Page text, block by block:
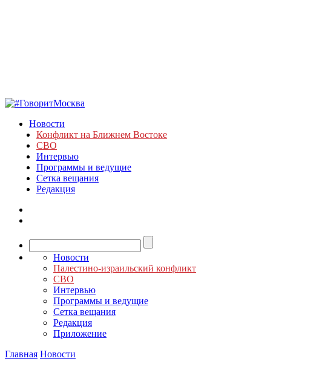
Новости
Конфликт на Ближнем Востоке
СВО
Интервью
Программы и ведущие
Сетка вещания
Редакция
Новости
Палестино-израильский конфликт
СВО
Интервью
Программы и ведущие
Сетка вещания
Редакция
Приложение
Главная Новости